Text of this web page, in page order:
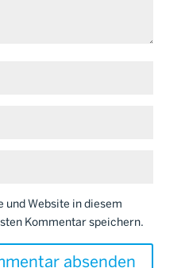
und Website in diesem
Kommentar speichern.